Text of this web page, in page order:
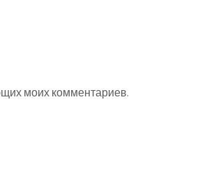
моих комментариев.